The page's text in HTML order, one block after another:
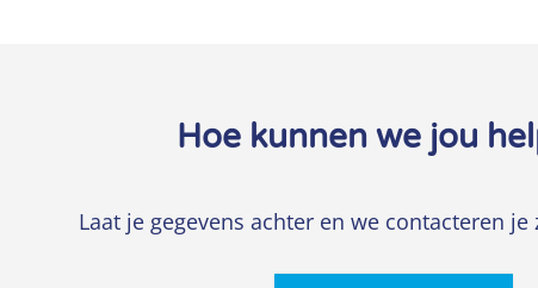
Hoe kunnen we jou
Laat je gegevens achter en we contacteren